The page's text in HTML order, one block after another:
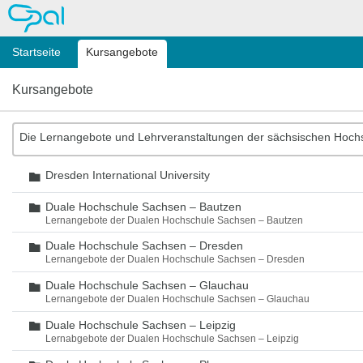
OPAL
Startseite Kursangebote
Kursangebote
Die Lernangebote und Lehrveranstaltungen der sächsischen
Ordner
Dresden International University
Ordner
Duale Hochschule Sachsen – Bautzen
Lernangebote der Dualen Hochschule Sachsen – Bautzen
Ordner
Duale Hochschule Sachsen – Dresden
Lernangebote der Dualen Hochschule Sachsen – Dresden
Ordner
Duale Hochschule Sachsen – Glauchau
Lernangebote der Dualen Hochschule Sachsen – Glauchau
Ordner
Duale Hochschule Sachsen – Leipzig
Lernabgebote der Dualen Hochschule Sachsen – Leipzig